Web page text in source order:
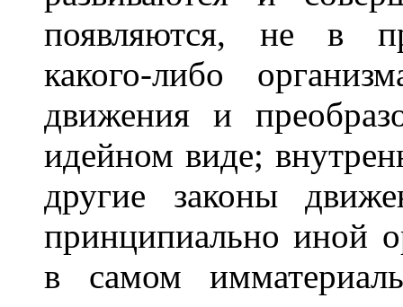
появляются, не в
какого-либо
движения и
идейном виде;
другие законы
принципиально иной
в самом